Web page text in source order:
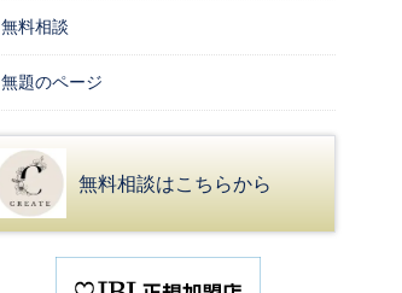
無料相談
無題のページ
無料相談はこちらから